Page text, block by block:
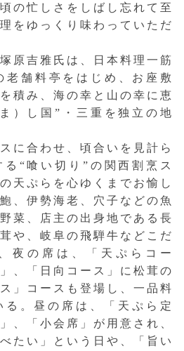
の忙しさをしばし忘れて至
をゆっくり味わっていただ
原吉雅氏は、日本料理一筋
老舗料亭をはじめ、お座敷
積み、海の幸と山の幸に恵
）し国”・三重を独立の地
に合わせ、頃合いを見計ら
“喰い切り”の関西割烹ス
天ぷらを心ゆくまでお愉し
、伊勢海老、穴子などの魚
菜、店主の出身地である長
や、岐阜の飛騨牛などこだ
夜の席は、「天ぷらコー
、「日向コース」に松茸の
」コースも登場し、一品料
。昼の席は、「天ぷら定
、「小会席」が用意され、
たい」という日や、「旨い